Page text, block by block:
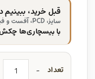
قبل خرید،
سایز، PCD، آفست و فیتمنت رو با هم چک می‌کنیم که بعداً داستان نشه.
با بیسچاری‌ها
تعداد